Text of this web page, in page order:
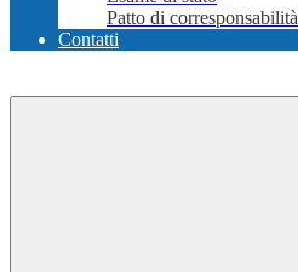
Patto di corresponsabilità
Contatti